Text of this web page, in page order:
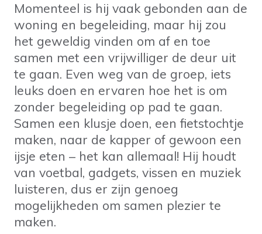
Momenteel is hij vaak gebonden aan de
woning en begeleiding, maar hij zou
het geweldig vinden om af en toe
samen met een vrijwilliger de deur uit
te gaan. Even weg van de groep, iets
leuks doen en ervaren hoe het is om
zonder begeleiding op pad te gaan.
Samen een klusje doen, een fietstochtje
maken, naar de kapper of gewoon een
ijsje eten – het kan allemaal! Hij houdt
van voetbal, gadgets, vissen en muziek
luisteren, dus er zijn genoeg
mogelijkheden om samen plezier te
maken.